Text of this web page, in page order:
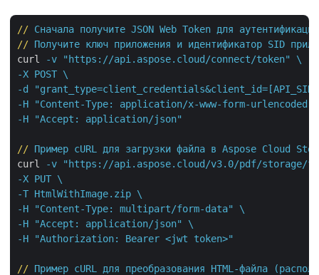
// Сначала получите JSON Web Token для аутентификации
// Получите ключ приложения и идентификатор SID
curl
-v "https://api.aspose.cloud/connect/token" \
-X POST \
-d
-H "Content-Type: application/x-www-form-
-H "Accept: application/json"
// Пример cURL для загрузки файла в Aspose Cloud
curl
-v "https://api.aspose.cloud/v3.0/pdf/storage/
-X PUT \
-T HtmlWithImage.zip \
-H "Content-Type: multipart/form-data" \
-H "Accept: application/json" \
-H "Authorization: Bearer <jwt token>"
// Пример cURL для преобразования HTML-файла